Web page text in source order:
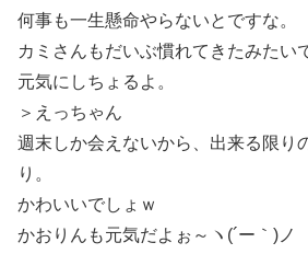
何事も一生懸命やらないとですな。
カミさんもだいぶ慣れてきたみたい
元気にしちょるよ。
＞えっちゃん
週末しか会えないから、出来る限り
り。
かわいいでしょｗ
かおりんも元気だよぉ～ヽ(´ー｀)ノ